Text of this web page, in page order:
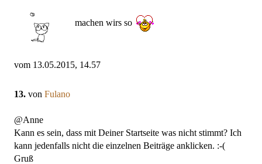
machen wirs so
vom 13.05.2015, 14.57
13. von Fulano
@Anne
Kann es sein, dass mit Deiner Startseite was nicht stimmt? Ich
kann jedenfalls nicht die einzelnen Beiträge anklicken. :-(
Gruß